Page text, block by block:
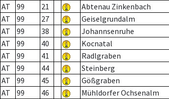
AT
99 21 Abtenau Zinkenbach
AT
99 27 Geiselgrundalm
AT
99 38 Johannsenruhe
AT
99 40 Kocnatal
AT
99 41 Radlgraben
AT
99 44 Steinberg
AT
99 45 Gößgraben
AT
99 46 Mühldorfer Ochsenalm